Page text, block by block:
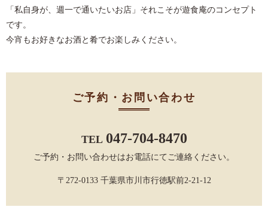
「私自身が、週一で通いたいお店」それこそが遊食庵のコンセプト
です。
今宵もお好きなお酒と肴でお楽しみください。
ご予約・お問い合わせ
TEL 047-704-8470
ご予約・お問い合わせはお電話にてご連絡ください。
〒272-0133 千葉県市川市行徳駅前2-21-12